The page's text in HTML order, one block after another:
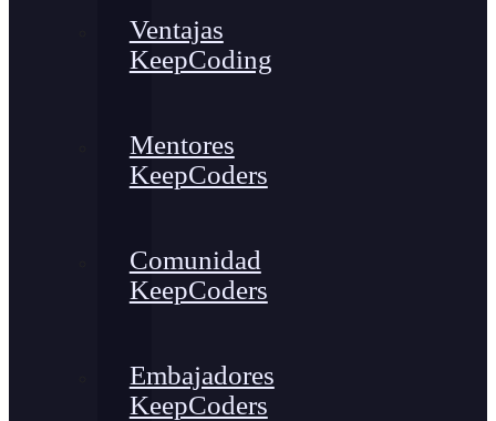
Ventajas
KeepCoding
Mentores
KeepCoders
Comunidad
KeepCoders
Embajadores
KeepCoders